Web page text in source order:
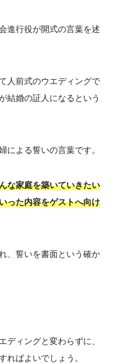
進行役が開式の言葉を述
人前式のウエディングで
結婚の証人になるという
による誓いの言葉です。
な家庭を築いていきたい
った内容をゲストへ向け
、誓いを書面という確か
ディングと変わらずに、
ればよいでしょう。